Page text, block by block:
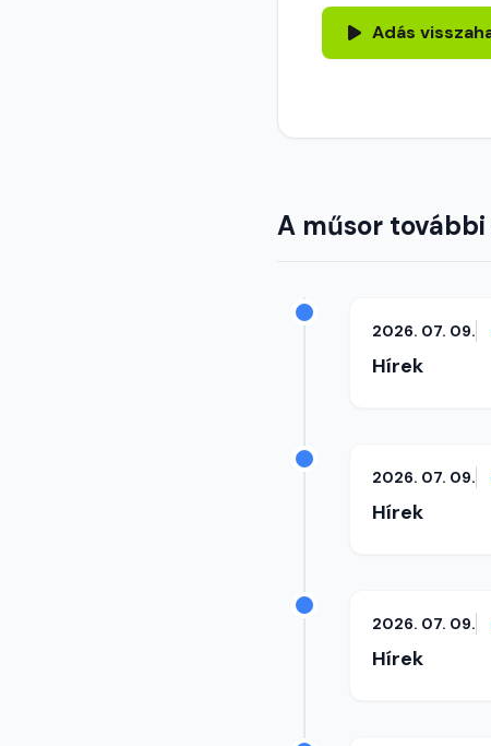
Adás
A műsor további
2026. 07. 09.
Hírek
2026. 07. 09.
Hírek
2026. 07. 09.
Hírek